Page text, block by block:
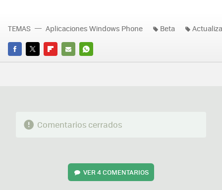
FACEBOOK
TWITTERFLIPBOARD
E-
WHATSAPP
TEMAS Aplicaciones Windows Phone Beta
Comentarios cerrados
VER4 COMENTARIOS